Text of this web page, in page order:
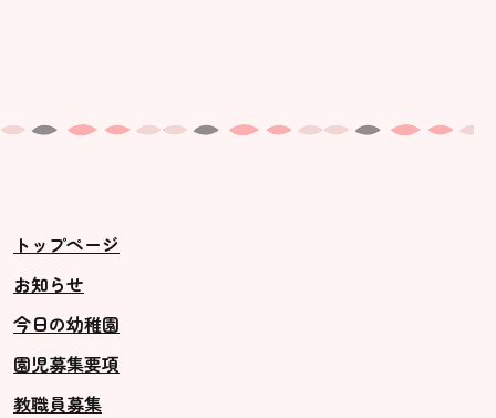
トップページ
お知らせ
今日の幼稚園
園児募集要項
教職員募集
未就園児クラス
ス ]
2歳児ひとり登園［ゆず組 ]
グループ施設・
関係先リンク